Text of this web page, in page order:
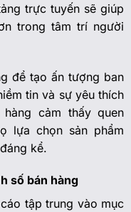
trực tuyến sẽ giúp
trong tâm trí người
để tạo ấn tượng ban
tin và sự yêu thích
cảm thấy quen
lựa chọn sản phẩm
kể.
số bán hàng
tập trung vào mục